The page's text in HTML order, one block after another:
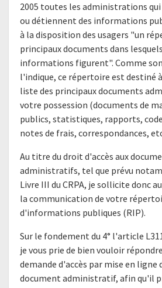
2005 toutes les administrations
ou détiennent des informations
à la disposition des usagers "un
principaux documents dans
informations figurent". Comme
l'indique, ce répertoire est destiné
liste des principaux documents
votre possession (documents de
publics, statistiques, rapports,
notes de frais, correspondances,
Au titre du droit d'accès aux
administratifs, tel que prévu
Livre III du CRPA, je sollicite donc
la communication de votre
d'informations publiques (RIP).
Sur le fondement du 4° l'article
je vous prie de bien vouloir
demande d'accès par mise en ligne
document administratif, afin qu'il